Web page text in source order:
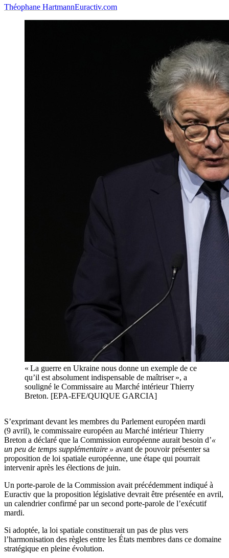
Théophane HartmannEuractiv.com
« La guerre en Ukraine nous donne un exemple de ce
qu’il est absolument indispensable de maîtriser », a
souligné le Commissaire au Marché intérieur Thierry
Breton. [EPA-EFE/QUIQUE GARCIA]
S’exprimant devant les membres du Parlement européen mardi
(9 avril), le commissaire européen au Marché intérieur Thierry
Breton a déclaré que la Commission européenne aurait besoin d’«
un peu de temps supplémentaire » avant de pouvoir présenter sa
proposition de loi spatiale européenne, une étape qui pourrait
intervenir après les élections de juin.
Un porte-parole de la Commission avait précédemment indiqué à
Euractiv que la proposition législative devrait être présentée en avril,
un calendrier confirmé par un second porte-parole de l’exécutif
mardi.
Si adoptée, la loi spatiale constituerait un pas de plus vers
l’harmonisation des règles entre les États membres dans ce domaine
stratégique en pleine évolution.